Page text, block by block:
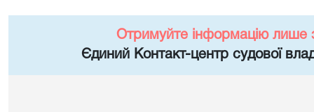
Отримуйте інформацію лише
Єдиний Контакт-центр судової